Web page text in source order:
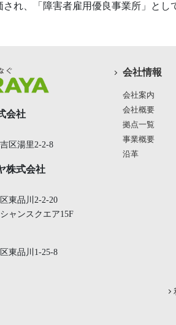
され、「障害者雇用優良事業所」とし
会社
区湯里2-2-8
株式会社
東品川2-2-20
ャンスクエア15F
東品川1-25-8
会社情報
会社案内
会社概要
拠点一覧
事業概要
沿革